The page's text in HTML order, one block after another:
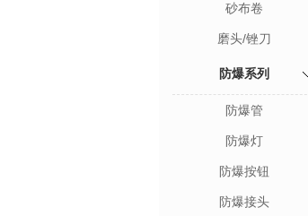
砂布卷
磨头/锉刀
防爆系列
防爆管
防爆灯
防爆按钮
防爆接头